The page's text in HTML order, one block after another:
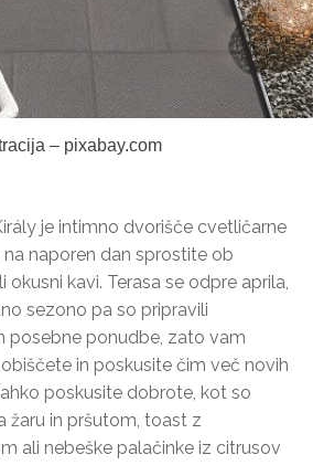
– pixabay.com
je intimno dvorišče cvetličarne
na naporen dan sprostite ob
okusni kavi. Terasa se odpre aprila,
sezono pa so pripravili
posebne ponudbe, zato vam
in poskusite čim več novih
poskusite dobrote, kot so
žaru in pršutom, toast z
ali nebeške palačinke iz citrusov